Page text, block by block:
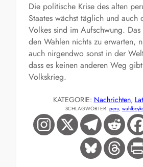
Die politische Krise des alten
Staates wächst täglich und auch
Volkes sind im Aufschwung.
den Wahlen nichts zu erwarten,
auch nirgendwo sonst in der
dass es keinen anderen Weg
Volkskrieg.
KATEGORIE: Nachrichten,
SCHLAGWÖRTER: peru,